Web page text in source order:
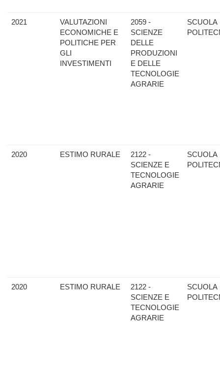
2021
VALUTAZIONI
ECONOMICHE E
POLITICHE PER
GLI
INVESTIMENTI
2059 -
SCIENZE
DELLE
PRODUZIONI
E DELLE
TECNOLOGIE
AGRARIE
SCUOLA
2020 ESTIMO RURALE
2122 -
SCIENZE E
TECNOLOGIE
AGRARIE
SCUOLA
2020 ESTIMO RURALE
2122 -
SCIENZE E
TECNOLOGIE
AGRARIE
SCUOLA